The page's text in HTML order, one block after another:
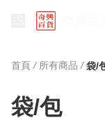
首頁 / 所有商品 / 袋/
袋/包